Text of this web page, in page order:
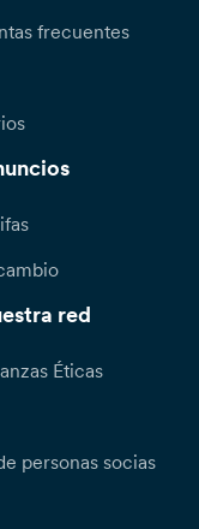
frecuentes
red
Éticas
personas socias